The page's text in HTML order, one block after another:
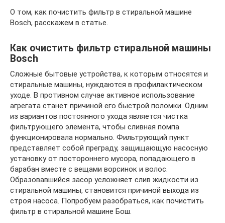
О том, как почистить фильтр в стиральной машине
Bosch, расскажем в статье.
Как очистить фильтр стиральной машины
Bosch
Сложные бытовые устройства, к которым относятся и
стиральные машины, нуждаются в профилактическом
уходе. В противном случае активное использование
агрегата станет причиной его быстрой поломки. Одним
из вариантов постоянного ухода является чистка
фильтрующего элемента, чтобы сливная помпа
функционировала нормально. Фильтрующий пункт
представляет собой преграду, защищающую насосную
установку от постороннего мусора, попадающего в
барабан вместе с вещами ворсинок и волос.
Образовавшийся засор усложняет слив жидкости из
стиральной машины, становится причиной выхода из
строя насоса. Попробуем разобраться, как почистить
фильтр в стиральной машине Бош.